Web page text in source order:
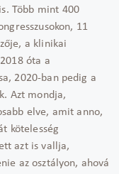
Több mint 400
11
a klinikai
óta a
2020-ban pedig a
Azt mondja,
elve, amit anno,
kötelesség
azt is vallja,
az osztályon, ahová